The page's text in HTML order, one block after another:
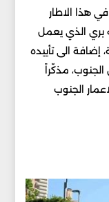
هذا الاطار
بري الذي يعمل
إضافة الى تأييده
الجنوب، مذكّراً
الجنوب